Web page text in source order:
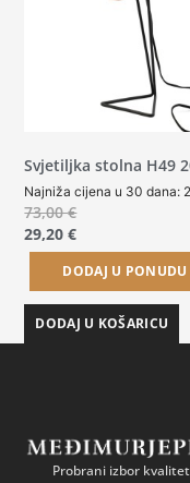
Svjetiljka stolna H49
Najniža cijena u 30 dana:
73,00€
29,20€
DODAJ U PONUDU
DODAJ U KOŠARICU
Probrani izbor